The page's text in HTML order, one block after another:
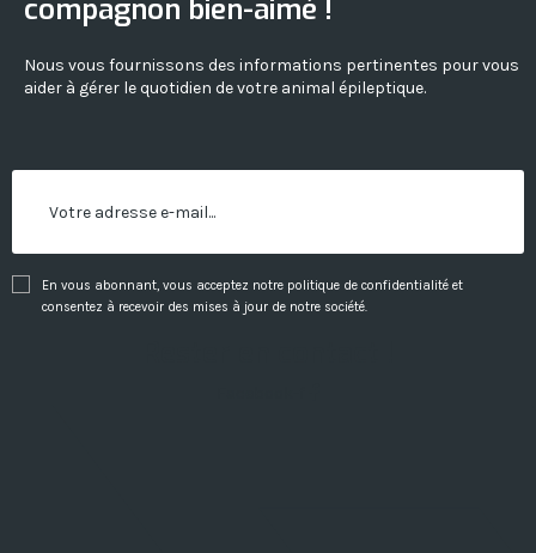
compagnon bien-aimé !
Nous vous fournissons des informations pertinentes pour vous
aider à gérer le quotidien de votre animal épileptique.
En vous abonnant, vous acceptez notre politique de confidentialité et
consentez à recevoir des mises à jour de notre société.